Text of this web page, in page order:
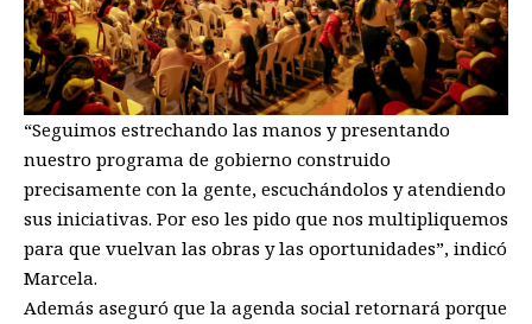
“Seguimos estrechando las manos y presentando
nuestro programa de gobierno construido
precisamente con la gente, escuchándolos y atendiendo
sus iniciativas. Por eso les pido que nos multipliquemos
para que vuelvan las obras y las oportunidades”, indicó
Marcela.
Además aseguró que la agenda social retornará porque